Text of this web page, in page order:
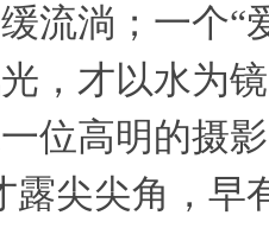
流淌；一个“
，才以水为
位高明的摄
露尖尖角，早